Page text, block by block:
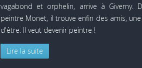
vagabond et orphelin, arrive à Giverny.
peintre Monet, il trouve enfin des amis,
d'être. Il veut devenir peintre !
Lire la suite